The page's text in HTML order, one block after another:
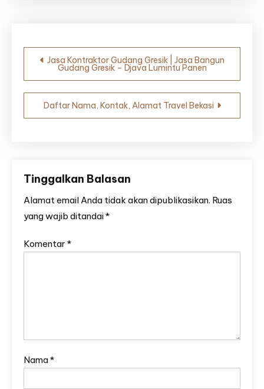
Navigasi
pos
Jasa Kontraktor Gudang Gresik | Jasa Bangun
Gudang Gresik – Djava Lumintu Panen
Daftar Nama, Kontak, Alamat Travel Bekasi
Tinggalkan Balasan
Alamat email Anda tidak akan dipublikasikan. Ruas
yang wajib ditandai*
Komentar *
Nama*